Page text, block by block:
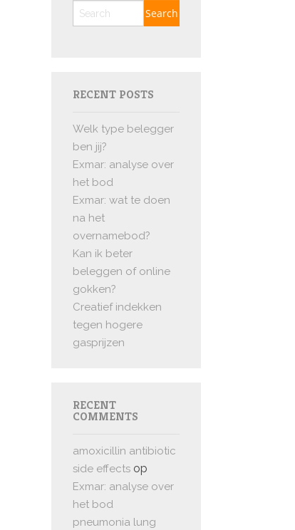
RECENT POSTS
Welk type belegger
ben jij?
Exmar: analyse over
het bod
Exmar: wat te doen
na het
overnamebod?
Kan ik beter
beleggen of online
gokken?
Creatief indekken
tegen hogere
gasprijzen
RECENT
COMMENTS
amoxicillin antibiotic
side effects op
Exmar: analyse over
het bod
pneumonia lung